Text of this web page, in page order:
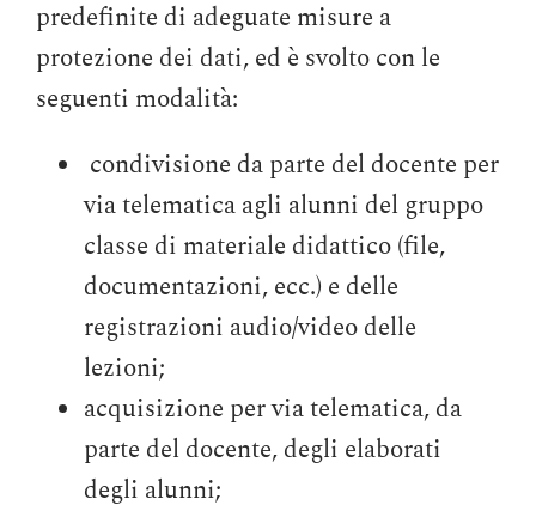
predefinite di adeguate misure a
protezione dei dati, ed è svolto con le
seguenti modalità:
condivisione da parte del docente per
via telematica agli alunni del gruppo
classe di materiale didattico (file,
documentazioni, ecc.) e delle
registrazioni audio/video delle
lezioni;
acquisizione per via telematica, da
parte del docente, degli elaborati
degli alunni;